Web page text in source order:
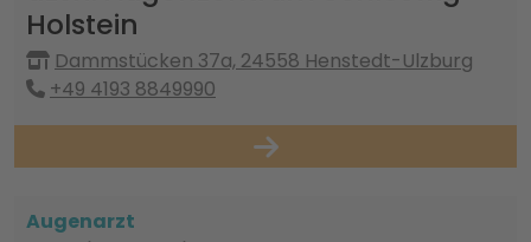
Holstein
Dammstücken 37a, 24558 Henstedt-Ulzburg
+49 4193 8849990
Augenarzt